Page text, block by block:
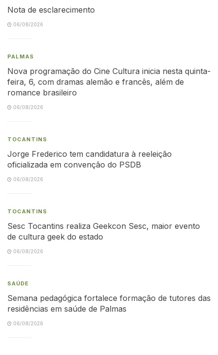
Nota de esclarecimento
06/08/2026
PALMAS
Nova programação do Cine Cultura inicia nesta quinta-
feira, 6, com dramas alemão e francês, além de
romance brasileiro
06/08/2026
TOCANTINS
Jorge Frederico tem candidatura à reeleição
oficializada em convenção do PSDB
06/08/2026
TOCANTINS
Sesc Tocantins realiza Geekcon Sesc, maior evento
de cultura geek do estado
06/08/2026
SAÚDE
Semana pedagógica fortalece formação de tutores das
residências em saúde de Palmas
06/08/2026